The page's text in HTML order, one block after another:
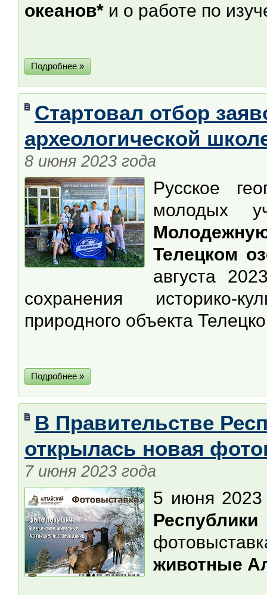
океанов* и о работе по
Подробнее »
Стартовал отбор
археологической
8 июня 2023 года
Русское
молодых
Телецком
августа
сохранения историко-
природного объекта
Подробнее »
В Правительстве
открылась новая
7 июня 2023 года
5 июня
животные